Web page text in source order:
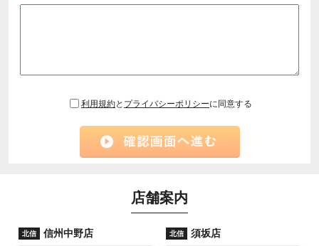
利用規約と プライバシーポリシーに同意する
店舗案内
北信 信州中野店 北信 須坂店